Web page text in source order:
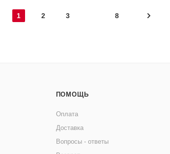
1 2 3 8
ПОМОЩЬ
Оплата
Доставка
Вопросы - ответы